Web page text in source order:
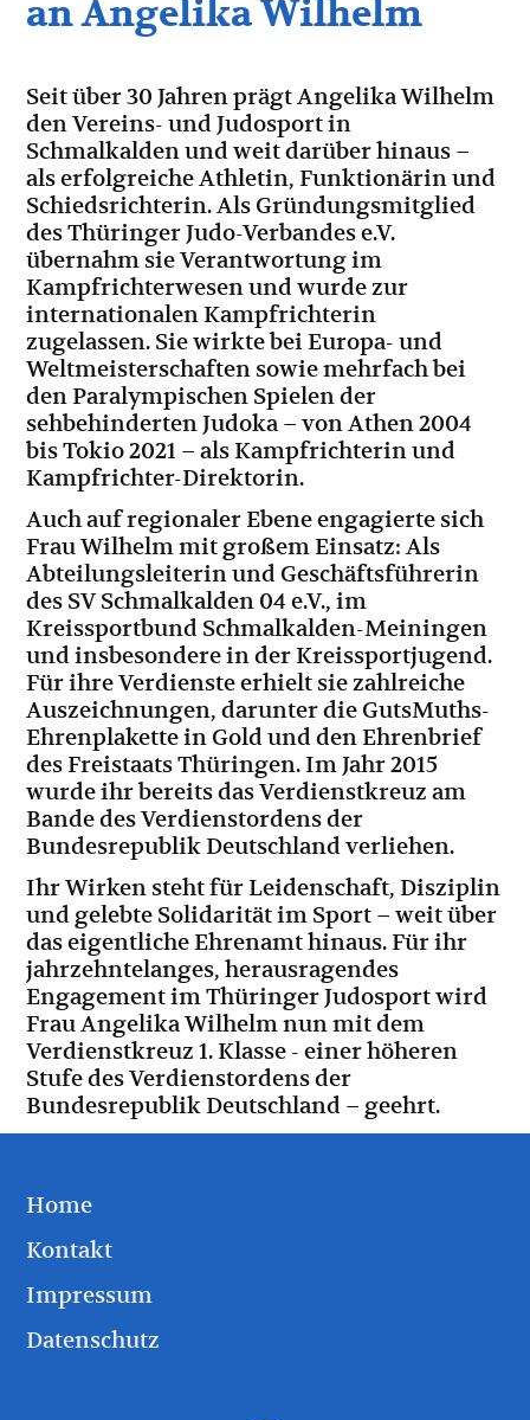
an Angelika Wilhelm
Seit über 30 Jahren prägt Angelika Wilhelm
den Vereins- und Judosport in
Schmalkalden und weit darüber hinaus –
als erfolgreiche Athletin, Funktionärin und
Schiedsrichterin. Als Gründungsmitglied
des Thüringer Judo-Verbandes e.V.
übernahm sie Verantwortung im
Kampfrichterwesen und wurde zur
internationalen Kampfrichterin
zugelassen. Sie wirkte bei Europa- und
Weltmeisterschaften sowie mehrfach bei
den Paralympischen Spielen der
sehbehinderten Judoka – von Athen 2004
bis Tokio 2021 – als Kampfrichterin und
Kampfrichter-Direktorin.
Auch auf regionaler Ebene engagierte sich
Frau Wilhelm mit großem Einsatz: Als
Abteilungsleiterin und Geschäftsführerin
des SV Schmalkalden 04 e.V., im
Kreissportbund Schmalkalden-Meiningen
und insbesondere in der Kreissportjugend.
Für ihre Verdienste erhielt sie zahlreiche
Auszeichnungen, darunter die GutsMuths-
Ehrenplakette in Gold und den Ehrenbrief
des Freistaats Thüringen. Im Jahr 2015
wurde ihr bereits das Verdienstkreuz am
Bande des Verdienstordens der
Bundesrepublik Deutschland verliehen.
Ihr Wirken steht für Leidenschaft, Disziplin
und gelebte Solidarität im Sport – weit über
das eigentliche Ehrenamt hinaus. Für ihr
jahrzehntelanges, herausragendes
Engagement im Thüringer Judosport wird
Frau Angelika Wilhelm nun mit dem
Verdienstkreuz 1. Klasse - einer höheren
Stufe des Verdienstordens der
Bundesrepublik Deutschland – geehrt.
Home
Kontakt
Impressum
Datenschutz